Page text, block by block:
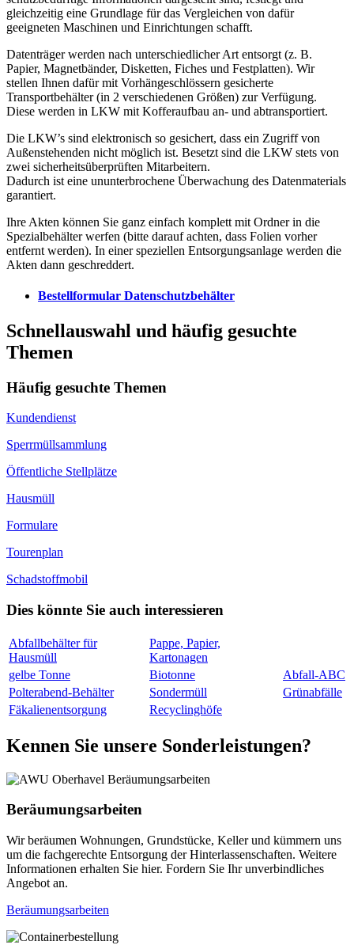
gleichzeitig eine Grundlage für das Vergleichen von dafür
geeigneten Maschinen und Einrichtungen schafft.
Datenträger werden nach unterschiedlicher Art entsorgt (z. B.
Papier, Magnetbänder, Disketten, Fiches und Festplatten). Wir
stellen Ihnen dafür mit Vorhängeschlössern gesicherte
Transportbehälter (in 2 verschiedenen Größen) zur Verfügung.
Diese werden in LKW mit Kofferaufbau an- und abtransportiert.
Die LKW’s sind elektronisch so gesichert, dass ein Zugriff von
Außenstehenden nicht möglich ist. Besetzt sind die LKW stets von
zwei sicherheitsüberprüften Mitarbeitern.
Dadurch ist eine ununterbrochene Überwachung des Datenmaterials
garantiert.
Ihre Akten können Sie ganz einfach komplett mit Ordner in die
Spezialbehälter werfen (bitte darauf achten, dass Folien vorher
entfernt werden). In einer speziellen Entsorgungsanlage werden die
Akten dann geschreddert.
Bestellformular Datenschutzbehälter
Schnellauswahl und häufig gesuchte
Themen
Häufig gesuchte Themen
Kundendienst
Sperrmüllsammlung
Öffentliche Stellplätze
Hausmüll
Formulare
Tourenplan
Schadstoffmobil
Dies könnte Sie auch interessieren
Abfallbehälter für
Hausmüll
Pappe, Papier,
Kartonagen
gelbe Tonne
Biotonne
Abfall-ABC
Polterabend-Behälter
Sondermüll
Grünabfälle
Fäkalienentsorgung
Recyclinghöfe
Kennen Sie unsere Sonderleistungen?
Beräumungsarbeiten
Wir beräumen Wohnungen, Grundstücke, Keller und kümmern uns
um die fachgerechte Entsorgung der Hinterlassenschaften. Weitere
Informationen erhalten Sie hier. Fordern Sie Ihr unverbindliches
Angebot an.
Beräumungsarbeiten